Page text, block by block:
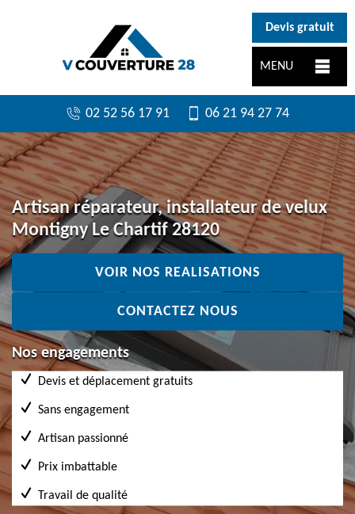
Devis gratuit
MENU
02 52 56 17 91 06 21 94 27 74
Artisan réparateur, installateur de velux
Montigny Le Chartif 28120
VOIR NOS REALISATIONS
CONTACTEZ NOUS
Nos engagements
Devis et déplacement gratuits
Sans engagement
Artisan passionné
Prix imbattable
Travail de qualité